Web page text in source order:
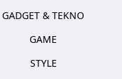
GADGET & TEKNO
GAME
STYLE